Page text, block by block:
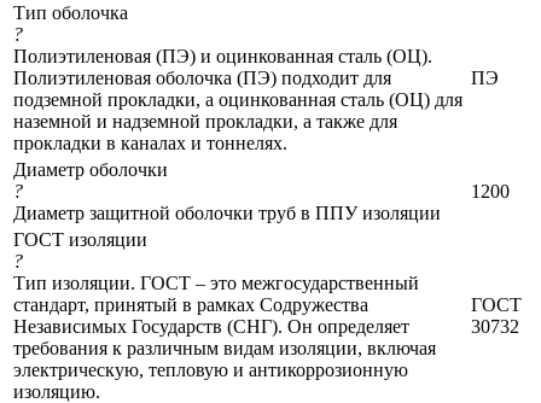
Тип оболочка
?
Полиэтиленовая (ПЭ) и оцинкованная сталь (ОЦ).
Полиэтиленовая оболочка (ПЭ) подходит для
подземной прокладки, а оцинкованная сталь (ОЦ) для
наземной и надземной прокладки, а также для
прокладки в каналах и тоннелях.
ПЭ
Диаметр оболочки
?
Диаметр защитной оболочки труб в ППУ изоляции
1200
ГОСТ изоляции
?
Тип изоляции. ГОСТ – это межгосударственный
стандарт, принятый в рамках Содружества
Независимых Государств (СНГ). Он определяет
требования к различным видам изоляции, включая
электрическую, тепловую и антикоррозионную
изоляцию.
ГОСТ
30732